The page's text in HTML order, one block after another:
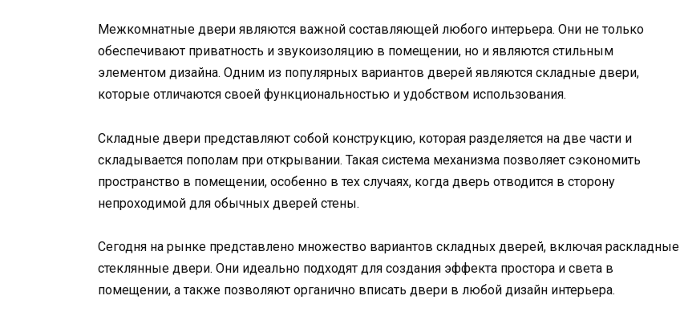
Межкомнатные двери являются важной составляющей любого интерьера. Они не только
обеспечивают приватность и звукоизоляцию в помещении, но и являются стильным
элементом дизайна. Одним из популярных вариантов дверей являются складные двери,
которые отличаются своей функциональностью и удобством использования.
Складные двери представляют собой конструкцию, которая разделяется на две части и
складывается пополам при открывании. Такая система механизма позволяет сэкономить
пространство в помещении, особенно в тех случаях, когда дверь отводится в сторону
непроходимой для обычных дверей стены.
Сегодня на рынке представлено множество вариантов складных дверей, включая раскладные
стеклянные двери. Они идеально подходят для создания эффекта простора и света в
помещении, а также позволяют органично вписать двери в любой дизайн интерьера.